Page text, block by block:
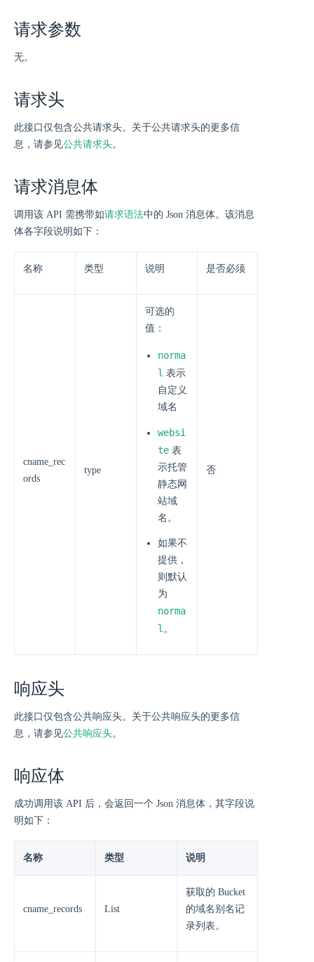
请求参数
无。
请求头
此接口仅包含公共请求头。关于公共请求头的更多信
息，请参见公共请求头。
请求消息体
调用该 API 需携带如请求语法中的 Json 消息体。该消息
体各字段说明如下：
名称 类型 说明 是否必须
cname_rec
ords
type
可选的
值：
norma
l 表示
自定义
域名
websi
te 表
示托管
静态网
站域
名。
如果不
提供，
则默认
为
norma
l 。
否
响应头
此接口仅包含公共响应头。关于公共响应头的更多信
息，请参见公共响应头。
响应体
成功调用该 API 后，会返回一个 Json 消息体，其字段说
明如下：
名称 类型 说明
cname_records List
获取的 Bucket
的域名别名记
录列表。